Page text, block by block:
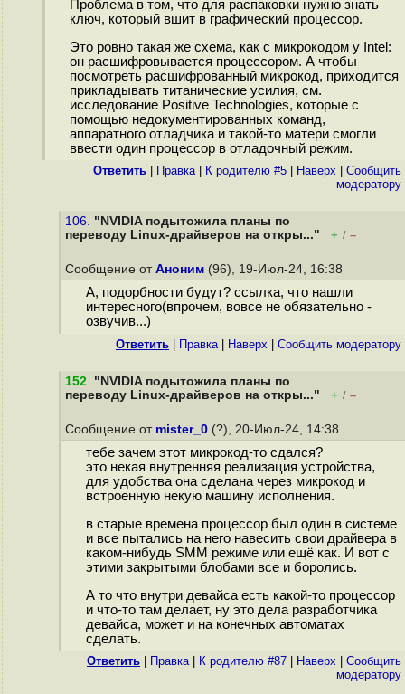
Проблема в том, что для распаковки нужно знать
ключ, который вшит в графический процессор.
Это ровно такая же схема, как с микрокодом у Intel:
он расшифровывается процессором. А чтобы
посмотреть расшифрованный микрокод, приходится
прикладывать титанические усилия, см.
исследование Positive Technologies, которые с
помощью недокументированных команд,
аппаратного отладчика и такой-то матери смогли
ввести один процессор в отладочный режим.
Ответить Правка| К родителю #5 Наверх
Cообщить
модератору
106. "NVIDIA подытожила планы по
переводу Linux-драйверов на откры..."
+ / –
Сообщение от Аноним (96), 19-Июл-24, 16:38
А, подорбности будут? ссылка, что нашли
интересного(впрочем, вовсе не обязательно -
озвучив...)
Ответить Правка| Наверх Cообщить модератору
152. "NVIDIA подытожила планы по
переводу Linux-драйверов на откры..."
+ / –
Сообщение от mister_0 (?), 20-Июл-24, 14:38
тебе зачем этот микрокод-то сдался?
это некая внутренняя реализация устройства,
для удобства она сделана через микрокод и
встроенную некую машину исполнения.
в старые времена процессор был один в системе
и все пытались на него навесить свои драйвера в
каком-нибудь SMM режиме или ещё как. И вот с
этими закрытыми блобами все и боролись.
А то что внутри девайса есть какой-то процессор
и что-то там делает, ну это дела разработчика
девайса, может и на конечных автоматах
сделать.
Ответить Правка| К родителю #87 Наверх
Cообщить
модератору